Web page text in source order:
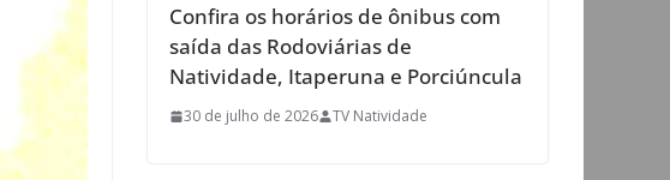
Confira os horários de ônibus com
saída das Rodoviárias de
Natividade, Itaperuna e Porciúncula
30 de julho de 2026 TV Natividade